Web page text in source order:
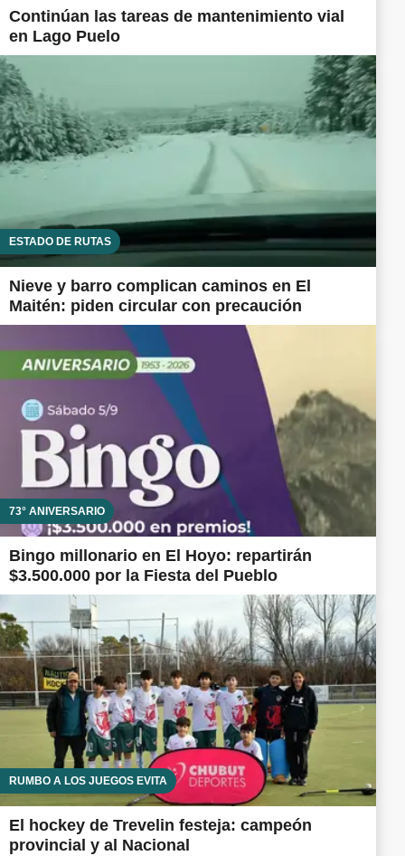
Continúan las tareas de mantenimiento vial
en Lago Puelo
ESTADO DE RUTAS
Nieve y barro complican caminos en El
Maitén: piden circular con precaución
73° ANIVERSARIO
Bingo millonario en El Hoyo: repartirán
$3.500.000 por la Fiesta del Pueblo
RUMBO A LOS JUEGOS EVITA
El hockey de Trevelin festeja: campeón
provincial y al Nacional